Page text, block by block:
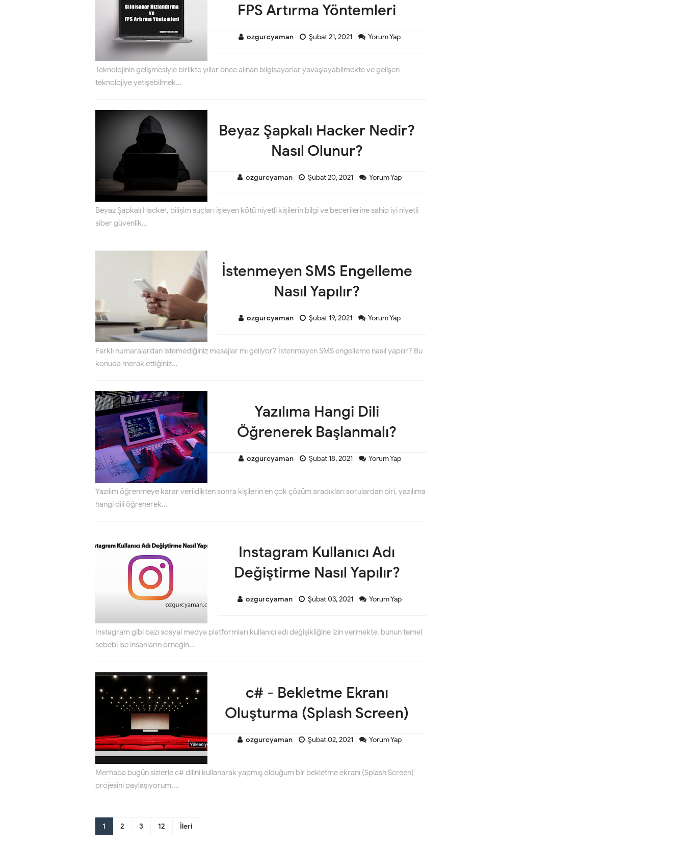
FPS Artırma Yöntemleri
ozgurcyaman Şubat 21, 2021 Yorum Yap
Teknolojinin gelişmesiyle birlikte yıllar önce alınan bilgisayarlar yavaşlayabilmekte ve gelişen
teknolojiye yetişebilmek...
Beyaz Şapkalı Hacker Nedir?
Nasıl Olunur?
ozgurcyaman Şubat 20, 2021 Yorum Yap
Beyaz Şapkalı Hacker, bilişim suçları işleyen kötü niyetli kişilerin bilgi ve becerilerine sahip iyi niyetli
siber güvenlik...
İstenmeyen SMS Engelleme
Nasıl Yapılır?
ozgurcyaman Şubat 19, 2021 Yorum Yap
Farklı numaralardan istemediğiniz mesajlar mı geliyor? İstenmeyen SMS engelleme nasıl yapılır? Bu
konuda merak ettiğiniz...
Yazılıma Hangi Dili
Öğrenerek Başlanmalı?
ozgurcyaman Şubat 18, 2021 Yorum Yap
Yazılım öğrenmeye karar verildikten sonra kişilerin en çok çözüm aradıkları sorulardan biri, yazılıma
hangi dili öğrenerek...
Instagram Kullanıcı Adı
Değiştirme Nasıl Yapılır?
ozgurcyaman Şubat 03, 2021 Yorum Yap
Instagram gibi bazı sosyal medya platformları kullanıcı adı değişikliğine izin vermekte, bunun temel
sebebi ise insanların örneğin...
c# - Bekletme Ekranı
Oluşturma (Splash Screen)
ozgurcyaman Şubat 02, 2021 Yorum Yap
Merhaba bugün sizlerle c# dilini kullanarak yapmış olduğum bir bekletme ekranı (Splash Screen)
projesini paylaşıyorum....
1 2 3 12 İleri